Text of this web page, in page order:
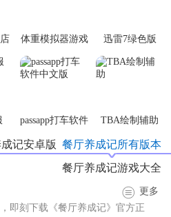
酸甜苦辣。
大量的食材和菜谱供玩家选
布置餐厅的装饰和家具，打造
体重模拟器游戏 迅雷7绿色版
passapp打车软件
中文版
TBA绘制辅助
餐厅养成记所有版本
记安卓版
餐厅养成记游戏大全
更多
即刻下载《餐厅养成记》官方正